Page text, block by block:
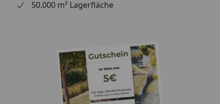
50.000 m² Lagerfläche